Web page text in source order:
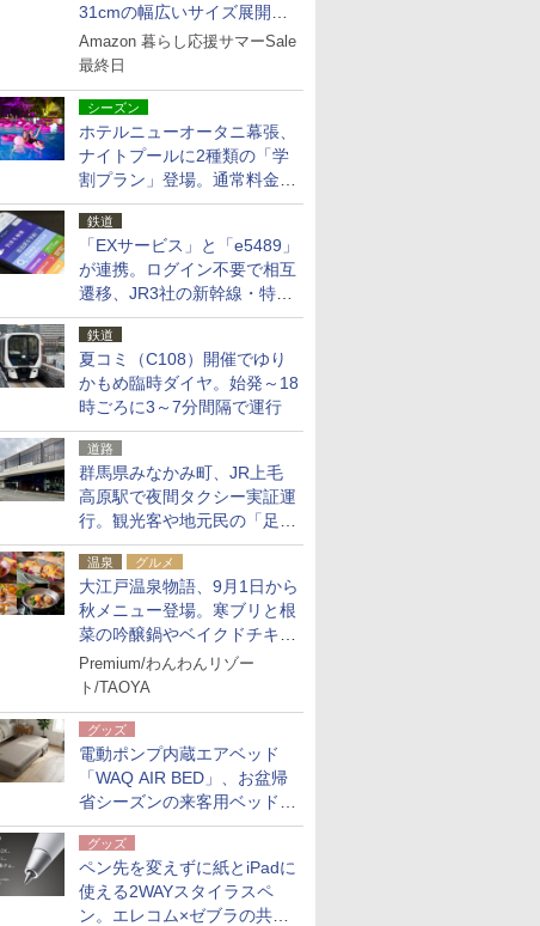
31cmの幅広いサイズ展開、
独自のクッション素材を採用
Amazon 暮らし応援サマーSale
最終日
シーズン
ホテルニューオータニ幕張、
ナイトプールに2種類の「学
割プラン」登場。通常料金の
およそ半額でお得に夜活
鉄道
「EXサービス」と「e5489」
が連携。ログイン不要で相互
遷移、JR3社の新幹線・特急
予約をアプリで一括確認
鉄道
夏コミ（C108）開催でゆり
かもめ臨時ダイヤ。始発～18
時ごろに3～7分間隔で運行
道路
群馬県みなかみ町、JR上毛
高原駅で夜間タクシー実証運
行。観光客や地元民の「足が
ない」課題解消へ、木金土に
2台体制
温泉 グルメ
大江戸温泉物語、9月1日から
秋メニュー登場。寒ブリと根
菜の吟醸鍋やベイクドチキ
ン、ショコラ＆栗スイーツも
食べ放題に
Premium/わんわんリゾー
ト/TAOYA
グッズ
電動ポンプ内蔵エアベッド
「WAQ AIR BED」、お盆帰
省シーズンの来客用ベッドに
も。使用後は収納バッグでコ
ンパクトに保管
グッズ
ペン先を変えずに紙とiPadに
使える2WAYスタイラスペ
ン。エレコム×ゼブラの共同